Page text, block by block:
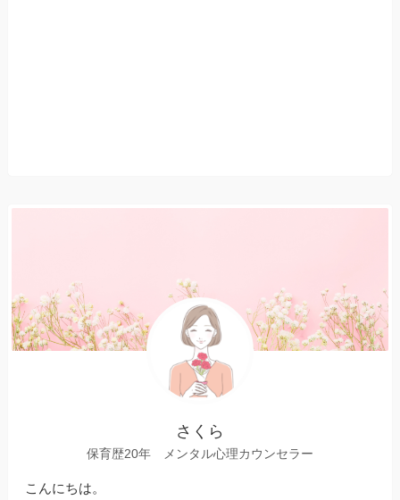
さくら
保育歴20年 メンタル心理カウンセラー
こんにちは。